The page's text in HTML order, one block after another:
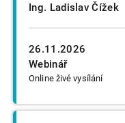
26.11.2026
Webinář
Online živé vysílání
Ing. Ladislav Čížek